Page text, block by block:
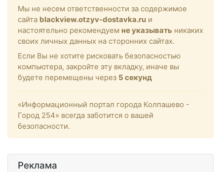
Мы не несем ответственности за содержимое
сайта blackview.otzyv-dostavka.ru и
настоятельно рекомендуем не указывать никаких
своих личных данных на сторонних сайтах.
Если Вы не хотите рисковать безопасностью
компьютера, закройте эту вкладку, иначе вы
будете перемещены через 5 секунд
«Информационный портал города Колпашево -
Город 254» всегда заботится о вашей
безопасности.
Реклама